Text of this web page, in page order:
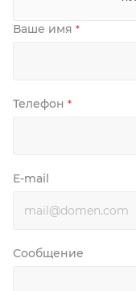
Ваше имя *
Телефон *
E-mail
Сообщение